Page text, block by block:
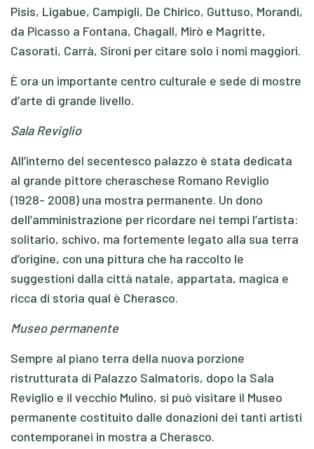
Pisis, Ligabue, Campigli, De Chirico, Guttuso, Morandi,
da Picasso a Fontana, Chagall, Mirò e Magritte,
Casorati, Carrà, Sironi per citare solo i nomi maggiori.
È ora un importante centro culturale e sede di mostre
d’arte di grande livello.
Sala Reviglio
All’interno del secentesco palazzo è stata dedicata
al grande pittore cheraschese Romano Reviglio
(1928- 2008) una mostra permanente. Un dono
dell’amministrazione per ricordare nei tempi l’artista:
solitario, schivo, ma fortemente legato alla sua terra
d’origine, con una pittura che ha raccolto le
suggestioni dalla città natale, appartata, magica e
ricca di storia qual è Cherasco.
Museo permanente
Sempre al piano terra della nuova porzione
ristrutturata di Palazzo Salmatoris, dopo la Sala
Reviglio e il vecchio Mulino, si può visitare il Museo
permanente costituito dalle donazioni dei tanti artisti
contemporanei in mostra a Cherasco.